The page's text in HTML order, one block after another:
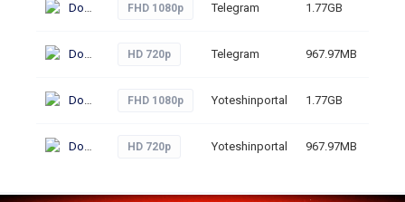
Download FHD 1080p Telegram 1.77GB
Download HD 720p Telegram 967.97MB
Download FHD 1080p Yoteshinportal 1.77GB
Download HD 720p Yoteshinportal 967.97MB